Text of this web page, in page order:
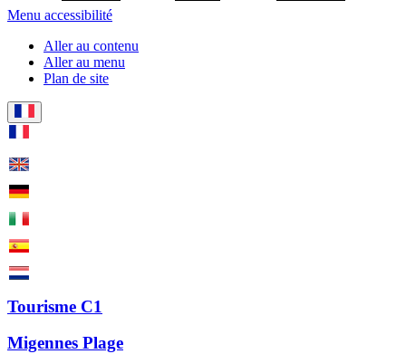
Menu accessibilité
Aller au contenu
Aller au menu
Plan de site
Tourisme C1
Migennes Plage